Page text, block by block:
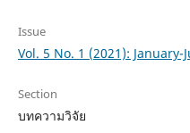
Issue
Vol. 5 No. 1 (2021): January-
Section
บทความวิจัย